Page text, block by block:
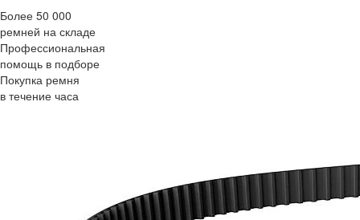
Более 50 000
ремней на складе
Профессиональная
помощь в подборе
Покупка ремня
в течение часа